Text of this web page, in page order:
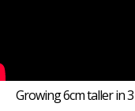
Growing 6cm taller in